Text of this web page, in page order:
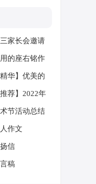
家长会邀请
的座右铭作
字集合十篇
精华】优美的
友圈问候语34
推荐】2022年
签名汇总55句
节活动总结
作文
信
稿